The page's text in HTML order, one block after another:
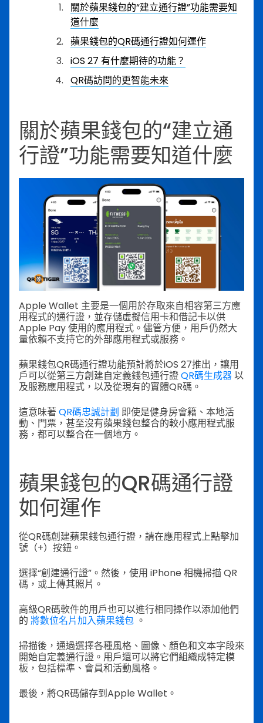
關於蘋果錢包的“建立通行證”功能需要知
道什麼
蘋果錢包的QR碼通行證如何運作
iOS 27 有什麼期待的功能？
QR碼訪問的更智能未來
關於蘋果錢包的“建立通
行證”功能需要知道什麼
Apple Wallet 主要是一個用於存取來自相容第三方應
用程式的通行證，並存儲虛擬信用卡和借記卡以供
Apple Pay 使用的應用程式。儘管方便，用戶仍然大
量依賴不支持它的外部應用程式或服務。
蘋果錢包QR碼通行證功能預計將於iOS 27推出，讓用
戶可以從第三方創建自定義錢包通行證QR碼生成器以
及服務應用程式，以及從現有的實體QR碼。
這意味著 QR碼忠誠計劃 即使是健身房會籍、本地活
動、門票，甚至沒有蘋果錢包整合的較小應用程式服
務，都可以整合在一個地方。
蘋果錢包的QR碼通行證
如何運作
從QR碼創建蘋果錢包通行證，請在應用程式上點擊加
號（+）按鈕。
選擇“創建通行證”。然後，使用 iPhone 相機掃描 QR
碼，或上傳其照片。
高級QR碼軟件的用戶也可以進行相同操作以添加他們
的 將數位名片加入蘋果錢包 。
掃描後，通過選擇各種風格、圖像、顏色和文本字段來
開始自定義通行證。用戶還可以將它們組織成特定模
板，包括標準、會員和活動風格。
最後，將QR碼儲存到Apple Wallet。